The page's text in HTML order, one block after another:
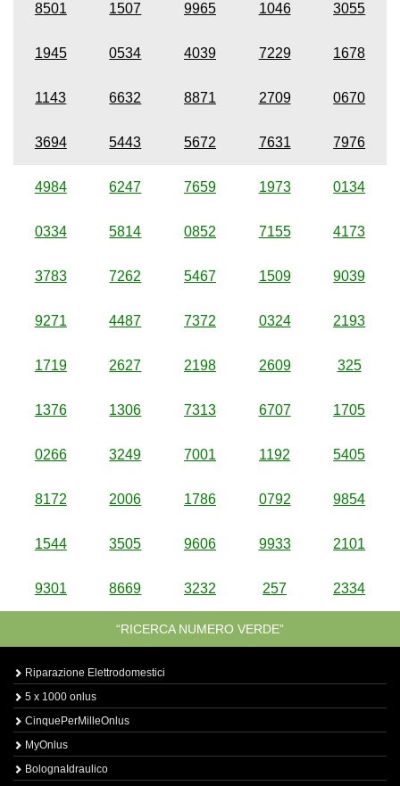
8501 1507 9965 1046 3055
1945 0534 4039 7229 1678
1143 6632 8871 2709 0670
3694 5443 5672 7631 7976
4984 6247 7659 1973 0134
0334 5814 0852 7155 4173
3783 7262 5467 1509 9039
9271 4487 7372 0324 2193
1719 2627 2198 2609 325
1376 1306 7313 6707 1705
0266 3249 7001 1192 5405
8172 2006 1786 0792 9854
1544 3505 9606 9933 2101
9301 8669 3232 257 2334
“RICERCA NUMERO VERDE”
Riparazione Elettrodomestici
5 x 1000 onlus
CinquePerMilleOnlus
MyOnlus
BolognaIdraulico